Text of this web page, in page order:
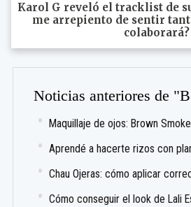
Karol G reveló el tracklist de
me arrepiento de sentir
colaborará?
Noticias anteriores de
Maquillaje de ojos: Brown
Aprendé a hacerte rizos con
Chau Ojeras: cómo aplicar
Cómo conseguir el look de Lali